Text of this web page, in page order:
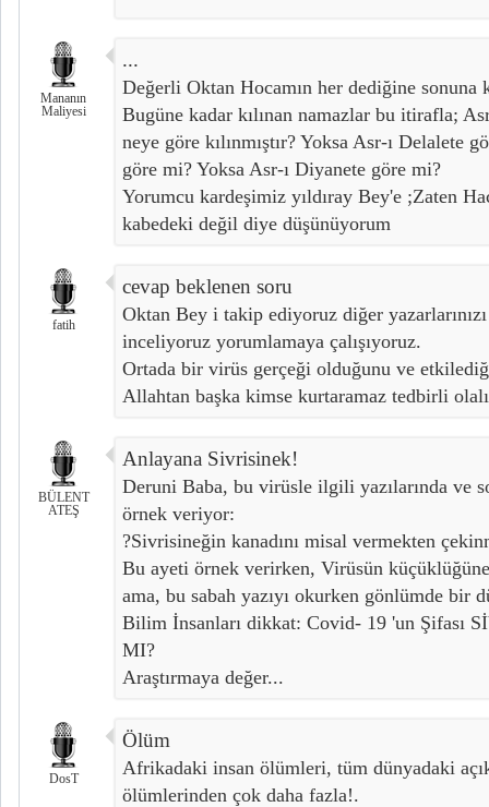
Mananın
Maliyesi
...
Değerli Oktan Hocamın her dediğine sonuna
Bugüne kadar kılınan namazlar bu itirafla;
neye göre kılınmıştır? Yoksa Asr-ı Delalete
göre mi? Yoksa Asr-ı Diyanete göre mi?
Yorumcu kardeşimiz yıldıray Bey'e ;Zaten
kabedeki değil diye düşünüyorum
fatih
cevap beklenen soru
Oktan Bey i takip ediyoruz diğer yazarlarınızı
inceliyoruz yorumlamaya çalışıyoruz.
Ortada bir virüs gerçeği olduğunu ve
Allahtan başka kimse kurtaramaz tedbirli
BÜLENT
ATEŞ
Anlayana Sivrisinek!
Deruni Baba, bu virüsle ilgili yazılarında ve
örnek veriyor:
?Sivrisineğin kanadını misal vermekten
Bu ayeti örnek verirken, Virüsün küçüklüğüne
ama, bu sabah yazıyı okurken gönlümde bir
Bilim İnsanları dikkat: Covid- 19 'un Şifası
MI?
Araştırmaya değer...
DosT
Ölüm
Afrikadaki insan ölümleri, tüm dünyadaki
ölümlerinden çok daha fazla!.